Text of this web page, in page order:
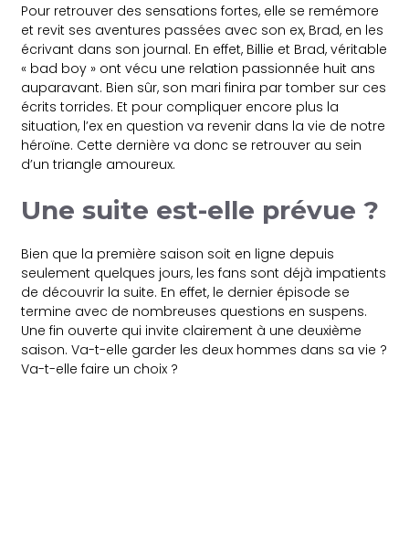
Pour retrouver des sensations fortes, elle se remémore
et revit ses aventures passées avec son ex, Brad, en les
écrivant dans son journal. En effet, Billie et Brad, véritable
« bad boy » ont vécu une relation passionnée huit ans
auparavant. Bien sûr, son mari finira par tomber sur ces
écrits torrides. Et pour compliquer encore plus la
situation, l’ex en question va revenir dans la vie de notre
héroïne. Cette dernière va donc se retrouver au sein
d’un triangle amoureux.
Une suite est-elle prévue ?
Bien que la première saison soit en ligne depuis
seulement quelques jours, les fans sont déjà impatients
de découvrir la suite. En effet, le dernier épisode se
termine avec de nombreuses questions en suspens.
Une fin ouverte qui invite clairement à une deuxième
saison. Va-t-elle garder les deux hommes dans sa vie ?
Va-t-elle faire un choix ?